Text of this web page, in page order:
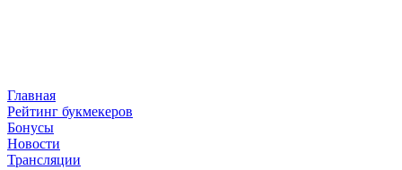
Главная
Рейтинг букмекеров
Бонусы
Новости
Трансляции